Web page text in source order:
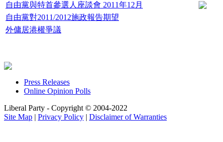
自由黨與特首參選人座談會 2011年12月
自由黨對2011/2012施政報告期望
外傭居港權爭議
Press Releases
Online Opinion Polls
Liberal Party - Copyright © 2004-2022
Site Map | Privacy Policy | Disclaimer of Warranties